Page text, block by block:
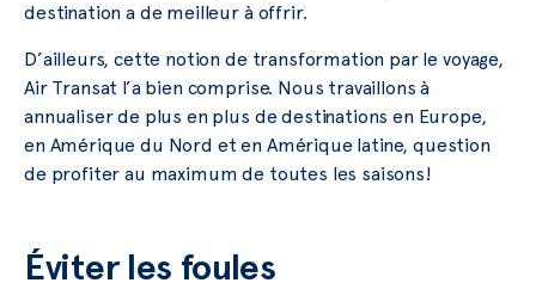
destination a de meilleur à offrir.
D’ailleurs, cette notion de transformation par le voyage,
Air Transat l’a bien comprise. Nous travaillons à
annualiser de plus en plus de destinations en Europe,
en Amérique du Nord et en Amérique latine, question
de profiter au maximum de toutes les saisons!
Éviter les foules